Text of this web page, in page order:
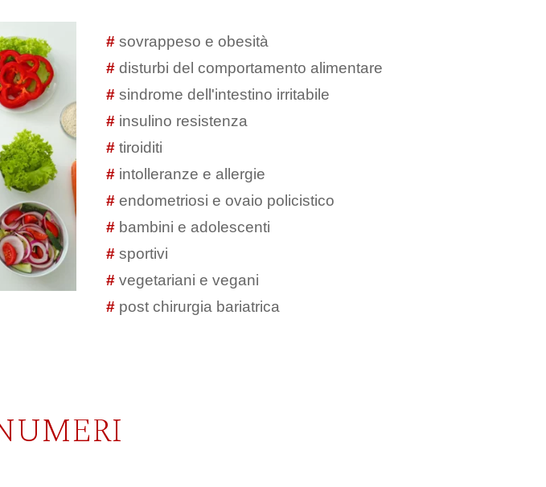
# sovrappeso e obesità
# disturbi del comportamento alimentare
# sindrome dell'intestino irritabile
# insulino resistenza
# tiroiditi
# intolleranze e allergie
# endometriosi e ovaio policistico
# bambini e adolescenti
# sportivi
# vegetariani e vegani
# post chirurgia bariatrica